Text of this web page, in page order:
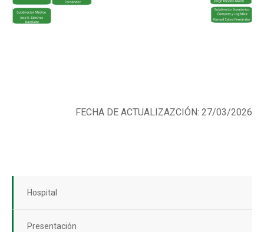
FECHA DE ACTUALIZAZCIÓN: 27/03/2026
Hospital
Presentación